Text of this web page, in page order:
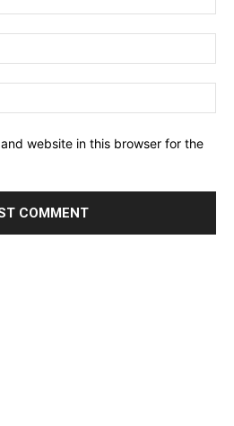
website in this browser for the